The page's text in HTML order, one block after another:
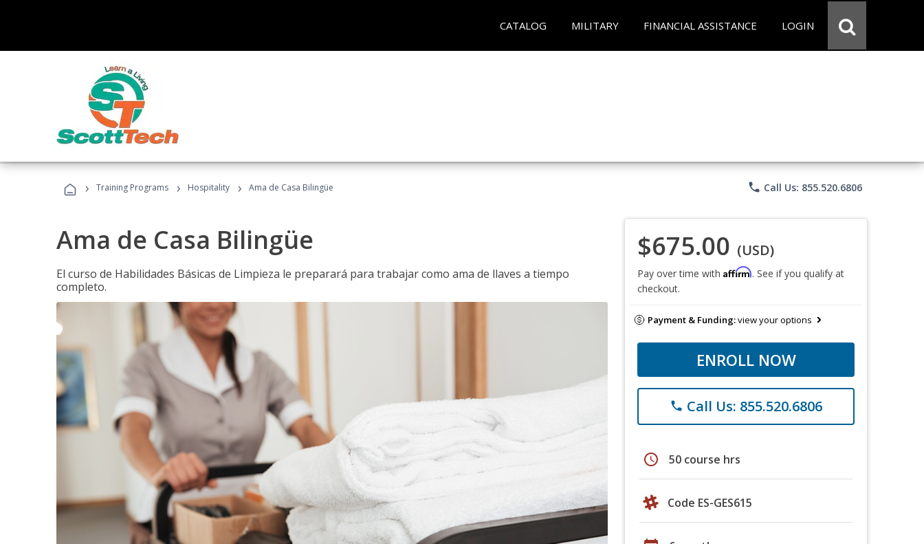
CATALOG MILITARY FINANCIAL ASSISTANCE LOGIN
› Training Programs › Hospitality › Ama de Casa Bilingüe phone Call Us: 855.520.6806
Ama de Casa Bilingüe
El curso de Habilidades Básicas de Limpieza le preparará para trabajar como ama de llaves a tiempo
completo.
$675.00 (USD)
Pay over time with Affirm. See if you qualify at
checkout.
Payment & Funding:view your options
ENROLL NOW
phone Call Us: 855.520.6806
schedule 50 course hrs
Code ES-GES615